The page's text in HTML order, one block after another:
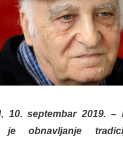
10. septembar 2019. –
je obnavljanje